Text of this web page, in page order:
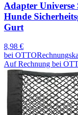
Adapter Universe
Hunde
Gurt
8,98 €
bei OTTO
Auf Rechnung bei